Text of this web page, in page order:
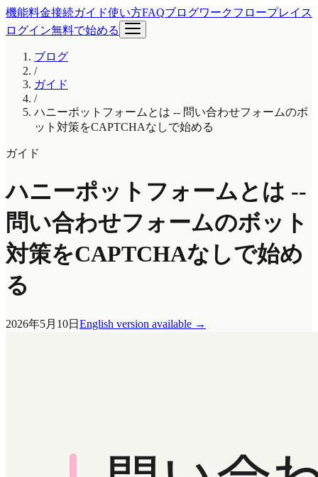
機能料金接続ガイド使い方FAQブログワークフロープレイス
ログイン無料で始める
ブログ
/
ガイド
/
ハニーポットフォームとは -- 問い合わせフォームのボ
ット対策をCAPTCHAなしで始める
ガイド
ハニーポットフォームとは --
問い合わせフォームのボット
対策をCAPTCHAなしで始め
る
2026年5月10日 English version available →